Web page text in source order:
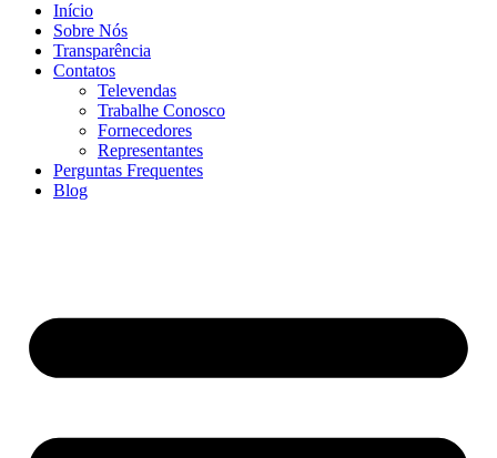
Início
Sobre Nós
Transparência
Contatos
Televendas
Trabalhe Conosco
Fornecedores
Representantes
Perguntas Frequentes
Blog